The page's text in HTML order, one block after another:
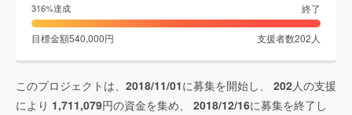
316%達成 終了
目標金額540,000円 支援者数202 人
このプロジェクトは、 2018/11/01に募集を開始し、 202人の支援
により 1,711,079円の資金を集め、 2018/12/16に募集を終了し